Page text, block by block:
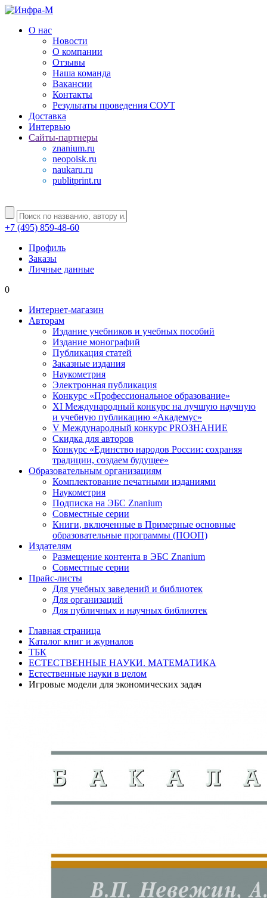
О нас
Новости
О компании
Отзывы
Наша команда
Вакансии
Контакты
Результаты проведения СОУТ
Доставка
Интервью
Сайты-партнеры
znanium.ru
neopoisk.ru
naukaru.ru
publitprint.ru
+7 (495) 859-48-60
Профиль
Заказы
Личные данные
0
Интернет-магазин
Авторам
Издание учебников и учебных пособий
Издание монографий
Публикация статей
Заказные издания
Наукометрия
Электронная публикация
Конкурс «Профессиональное образование»
XI Международный конкурс на лучшую научную
и учебную публикацию «Академус»
V Международный конкурс PROЗНАНИЕ
Скидка для авторов
Конкурс «Единство народов России: сохраняя
традиции, создаем будущее»
Образовательным организациям
Комплектование печатными изданиями
Наукометрия
Подписка на ЭБС Znanium
Совместные серии
Книги, включенные в Примерные основные
образовательные программы (ПООП)
Издателям
Размещение контента в ЭБС Znanium
Совместные серии
Прайс-листы
Для учебных заведений и библиотек
Для организаций
Для публичных и научных библиотек
Главная страница
Каталог книг и журналов
ТБК
ЕСТЕСТВЕННЫЕ НАУКИ. МАТЕМАТИКА
Естественные науки в целом
Игровые модели для экономических задач